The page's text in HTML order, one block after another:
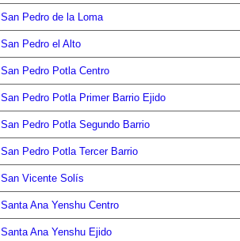
San Pedro de la Loma
San Pedro el Alto
San Pedro Potla Centro
San Pedro Potla Primer Barrio Ejido
San Pedro Potla Segundo Barrio
San Pedro Potla Tercer Barrio
San Vicente Solís
Santa Ana Yenshu Centro
Santa Ana Yenshu Ejido